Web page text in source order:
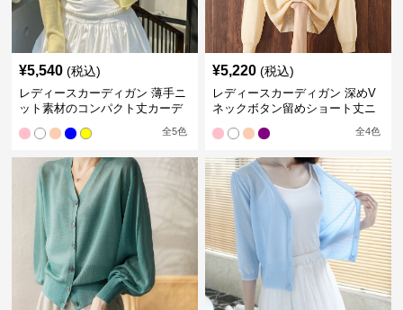
¥5,540 (税込)
レディースカーディガン 薄手ニ
ット素材のコンパクト丈カーデ
全5色
¥5,220 (税込)
レディースカーディガン 深めV
ネックボタン留めショート丈ニ
全4色